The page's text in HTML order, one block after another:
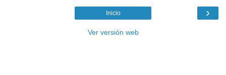
›
Inicio
Ver versión web